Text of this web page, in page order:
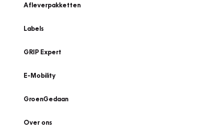
Afleverpakketten
Labels
GRIP Expert
E-Mobility
GroenGedaan
Over ons